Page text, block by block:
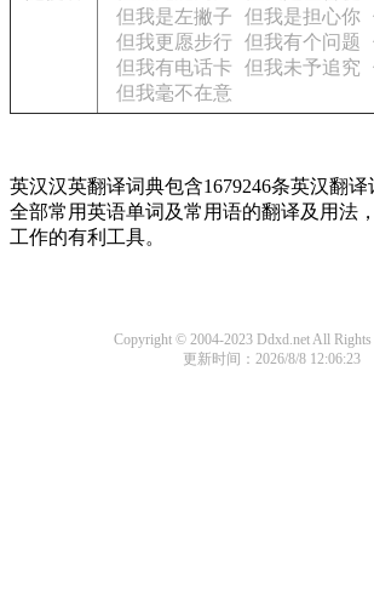
但我是左撇子
但我是担心你
但我更愿步行
但我有个问题
但我有电话卡
但我未予追究
但我毫不在意
英汉汉英翻译词典包含1679246条英汉翻
全部常用英语单词及常用语的翻译及用法
工作的有利工具。
Copyright © 2004-2023 Ddxd.net All Rights
更新时间：2026/8/8 12:06:23